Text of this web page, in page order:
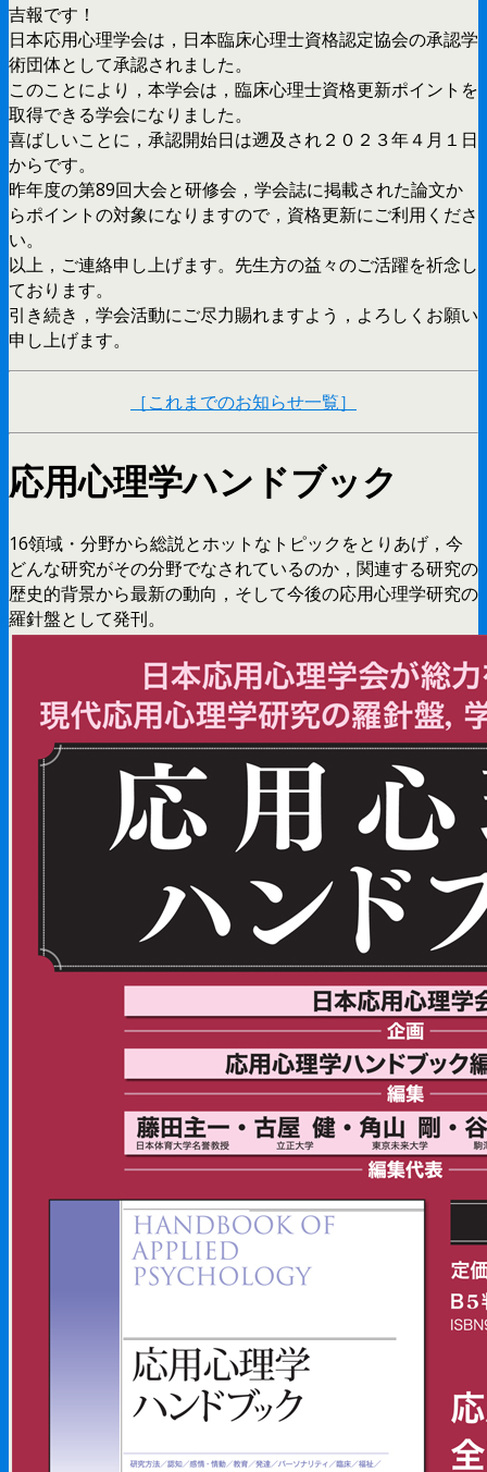
吉報です！
日本応用心理学会は，日本臨床心理士資格認定協会の承認学
術団体として承認されました。
このことにより，本学会は，臨床心理士資格更新ポイントを
取得できる学会になりました。
喜ばしいことに，承認開始日は遡及され２０２３年４月１日
からです。
昨年度の第89回大会と研修会，学会誌に掲載された論文か
らポイントの対象になりますので，資格更新にご利用くださ
い。
以上，ご連絡申し上げます。先生方の益々のご活躍を祈念し
ております。
引き続き，学会活動にご尽力賜れますよう，よろしくお願い
申し上げます。
［これまでのお知らせ一覧］
応用心理学ハンドブック
16領域・分野から総説とホットなトピックをとりあげ，今
どんな研究がその分野でなされているのか，関連する研究の
歴史的背景から最新の動向，そして今後の応用心理学研究の
羅針盤として発刊。